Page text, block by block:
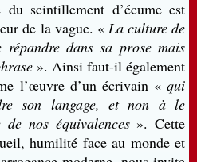
du scintillement d’écume est
de la vague. « La culture de
dans sa prose mais
». Ainsi faut-il également
l’œuvre d’un écrivain « qui
son langage, et non à le
nos équivalences ». Cette
humilité face au monde et